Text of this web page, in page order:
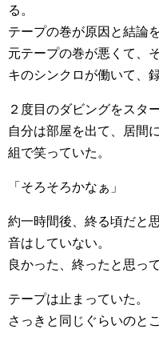
る。
テープの巻が原因と結論
元テープの巻が悪くて、
キのシンクロが働いて、
２度目のダビングをスタ
自分は部屋を出て、居間
組で笑っていた。
「そろそろかなぁ」
約一時間後、終る頃だと
音はしていない。
良かった、終ったと思っ
テープは止まっていた。
さっきと同じぐらいのと